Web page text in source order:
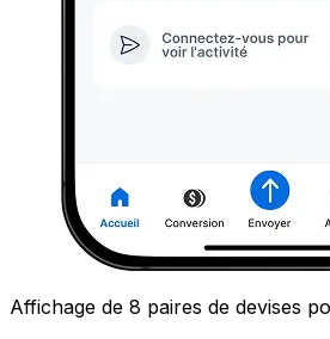
Affichage de 8 paires de devises